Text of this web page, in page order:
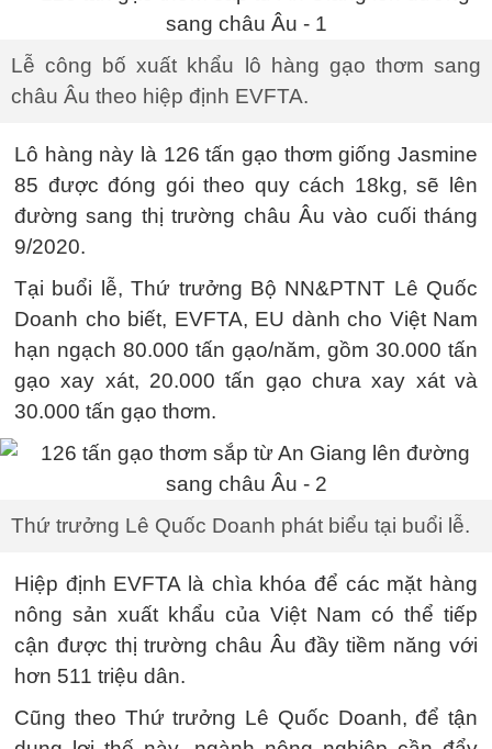
Lễ công bố xuất khẩu lô hàng gạo thơm sang
châu Âu theo hiệp định EVFTA.
Lô hàng này là 126 tấn gạo thơm giống Jasmine
85 được đóng gói theo quy cách 18kg, sẽ lên
đường sang thị trường châu Âu vào cuối tháng
9/2020.
Tại buổi lễ, Thứ trưởng Bộ NN&PTNT Lê Quốc
Doanh cho biết, EVFTA, EU dành cho Việt Nam
hạn ngạch 80.000 tấn gạo/năm, gồm 30.000 tấn
gạo xay xát, 20.000 tấn gạo chưa xay xát và
30.000 tấn gạo thơm.
Thứ trưởng Lê Quốc Doanh phát biểu tại buổi lễ.
Hiệp định EVFTA là chìa khóa để các mặt hàng
nông sản xuất khẩu của Việt Nam có thể tiếp
cận được thị trường châu Âu đầy tiềm năng với
hơn 511 triệu dân.
Cũng theo Thứ trưởng Lê Quốc Doanh, để tận